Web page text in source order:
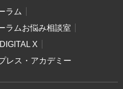
ラム
ラムお悩み相談室
DIGITAL X
レス・アカデミー